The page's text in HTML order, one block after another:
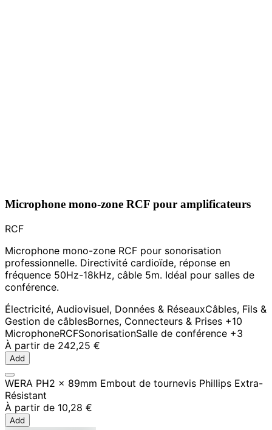
Microphone mono-zone RCF pour amplificateurs
RCF
Microphone mono-zone RCF pour sonorisation
professionnelle. Directivité cardioïde, réponse en
fréquence 50Hz-18kHz, câble 5m. Idéal pour salles de
conférence.
Électricité, Audiovisuel, Données & RéseauxCâbles, Fils &
Gestion de câblesBornes, Connecteurs & Prises +10
MicrophoneRCFSonorisationSalle de conférence +3
À partir de 242,25 €
Add
WERA PH2 x 89mm Embout de tournevis Phillips Extra-
Résistant
À partir de 10,28 €
Add